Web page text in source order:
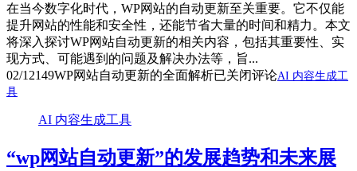
在当今数字化时代，WP网站的自动更新至关重要。它不仅能
提升网站的性能和安全性，还能节省大量的时间和精力。本文
将深入探讨WP网站自动更新的相关内容，包括其重要性、实
现方式、可能遇到的问题及解决办法等，旨...
02/12149WP网站自动更新的全面解析已关闭评论AI 内容生成工
具
AI 内容生成工具
“wp网站自动更新”的发展趋势和未来展